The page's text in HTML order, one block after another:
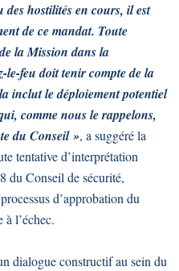
des hostilités en cours, il est
de ce mandat. Toute
la Mission dans la
le-feu doit tenir compte de la
inclut le déploiement potentiel
comme nous le rappelons,
du Conseil », a suggéré la
tentative d’interprétation
du Conseil de sécurité,
d’approbation du
l’échec.
dialogue constructif au sein du